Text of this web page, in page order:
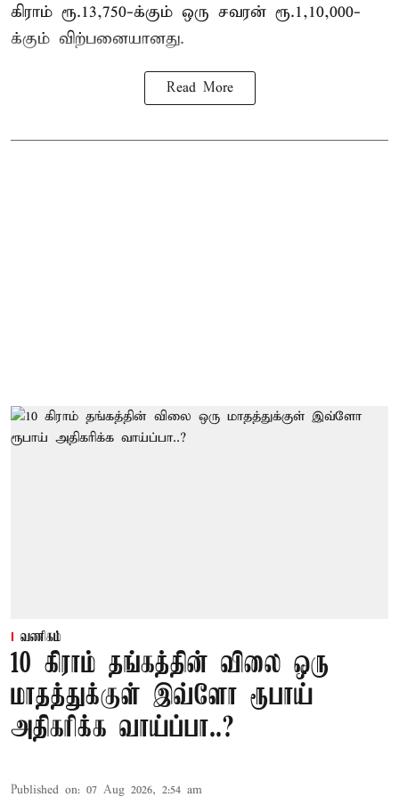
கிராம் ரூ.13,750-க்கும் ஒரு சவரன் ரூ.1,10,000-
க்கும் விற்பனையானது.
Read More
வணிகம்
10 கிராம் தங்கத்தின் விலை ஒரு
மாதத்துக்குள் இவ்ளோ ரூபாய்
அதிகரிக்க வாய்ப்பா..?
Published on: 07 Aug 2026, 2:54 am